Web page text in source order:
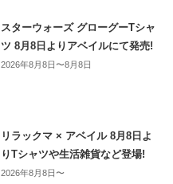
スターウォーズ グローグーTシャ
ツ 8月8日よりアベイルにて発売!
2026年8月8日〜8月8日
リラックマ × アベイル 8月8日よ
りTシャツや生活雑貨など登場!
2026年8月8日〜